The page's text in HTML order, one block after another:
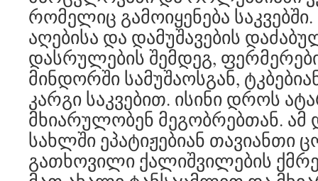
რომელიც გამოიყენება
აღებისა და დამუშავების
დასრულების შემდეგ, ფერმერები
მინდორში სამუშაოსგან,
კარგი საკვებით. ისინი დროს
მხიარულობენ მეგობრებთან. ამ
სახლში ეპატიჟებიან თავიანთი
გათხოვილი ქალიშვილების